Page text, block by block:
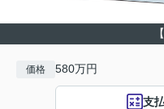
価格 580万円
支